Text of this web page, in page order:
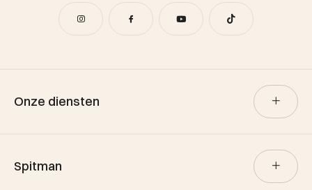
Onze diensten
Aankoop
Spitman